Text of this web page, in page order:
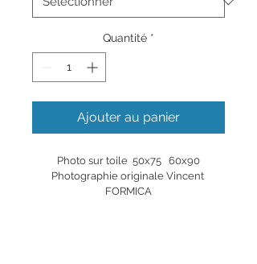
Quantité *
Ajouter au panier
Photo sur toile  50x75   60x90
Photographie originale Vincent
FORMICA